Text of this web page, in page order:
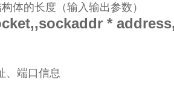
体的长度（输入输出参数）
*
、端口信息